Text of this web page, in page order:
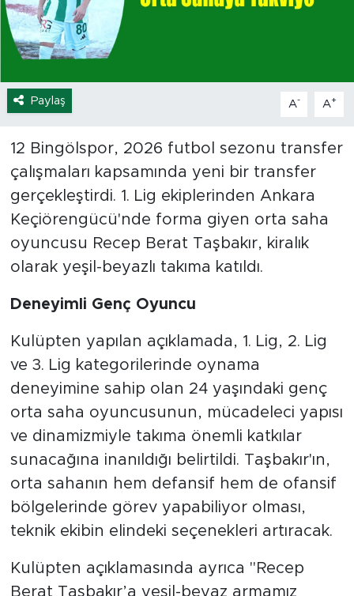
Paylaş A- A+
12 Bingölspor, 2026 futbol sezonu transfer
çalışmaları kapsamında yeni bir transfer
gerçekleştirdi. 1. Lig ekiplerinden Ankara
Keçiörengücü'nde forma giyen orta saha
oyuncusu Recep Berat Taşbakır, kiralık
olarak yeşil-beyazlı takıma katıldı.
Deneyimli Genç Oyuncu
Kulüpten yapılan açıklamada, 1. Lig, 2. Lig
ve 3. Lig kategorilerinde oynama
deneyimine sahip olan 24 yaşındaki genç
orta saha oyuncusunun, mücadeleci yapısı
ve dinamizmiyle takıma önemli katkılar
sunacağına inanıldığı belirtildi. Taşbakır'ın,
orta sahanın hem defansif hem de ofansif
bölgelerinde görev yapabiliyor olması,
teknik ekibin elindeki seçenekleri artıracak.
Kulüpten açıklamasında ayrıca "Recep
Berat Taşbakır’a yeşil-beyaz armamız
Sağlık
Ekonomi
Hava Durumu
Tavz Der
Bingöl Kaza Haberleri